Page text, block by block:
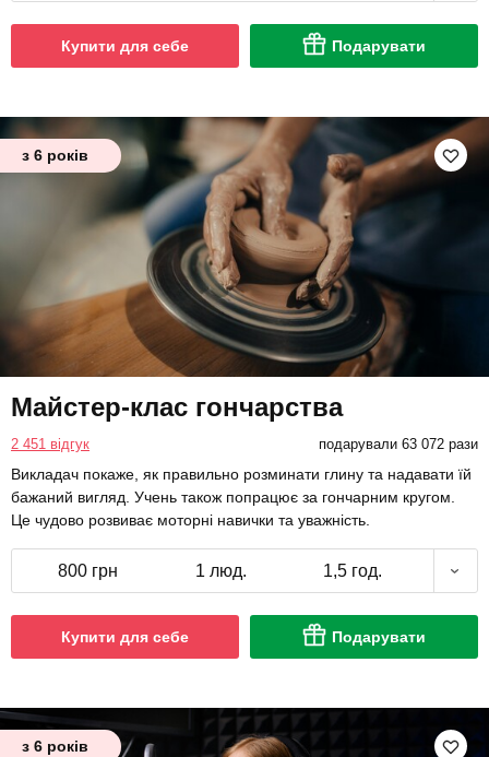
Купити для себе Подарувати
з 6 років
Майстер-клас гончарства
2 451 відгук подарували 63 072 рази
Викладач покаже, як правильно розминати глину та надавати їй
бажаний вигляд. Учень також попрацює за гончарним кругом.
Це чудово розвиває моторні навички та уважність.
800 грн 1 люд. 1,5 год.
Купити для себе Подарувати
з 6 років